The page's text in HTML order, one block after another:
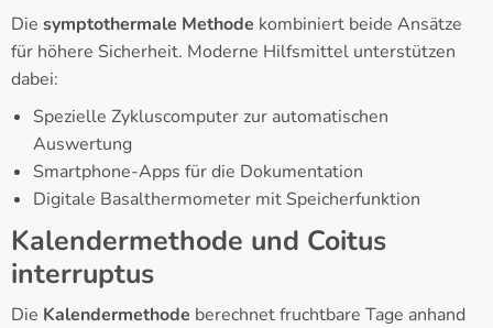
Die symptothermale Methode kombiniert beide Ansätze
für höhere Sicherheit. Moderne Hilfsmittel unterstützen
dabei:
Spezielle Zykluscomputer zur automatischen
Auswertung
Smartphone-Apps für die Dokumentation
Digitale Basalthermometer mit Speicherfunktion
Kalendermethode und Coitus
interruptus
Die Kalendermethode berechnet fruchtbare Tage anhand